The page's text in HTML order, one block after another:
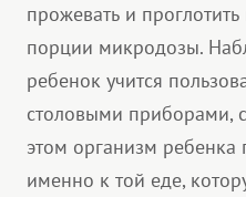
прожевать и
порции микродозы.
ребенок учится
столовыми приборами,
этом организм ребенка
именно к той еде,